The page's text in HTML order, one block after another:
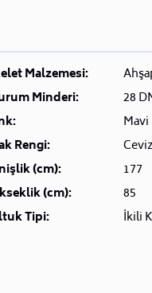
Malzemesi:
Minderi:
28
Mavi
Rengi:
Ceviz
(cm):
177
(cm):
85
Tipi:
İkili